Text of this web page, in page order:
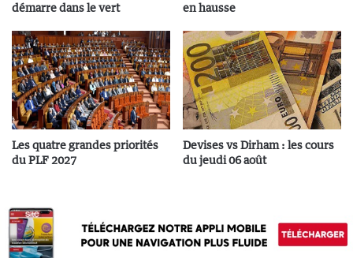
démarre dans le vert
en hausse
Les quatre grandes priorités
du PLF 2027
Devises vs Dirham : les cours
du jeudi 06 août